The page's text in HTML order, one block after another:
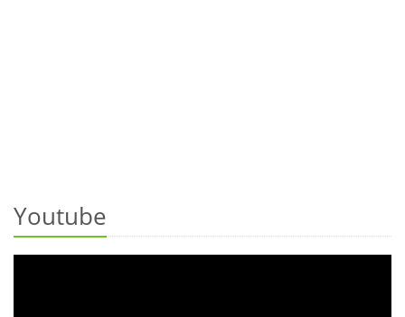
Youtube